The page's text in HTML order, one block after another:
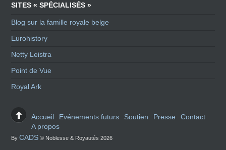
SITES « SPÉCIALISÉS »
Blog sur la famille royale belge
Eurohistory
Netty Leistra
Point de Vue
Royal Ark
Accueil Evénements futurs Soutien Presse
Contact
A propos
ByCADS © Noblesse & Royautés 2026